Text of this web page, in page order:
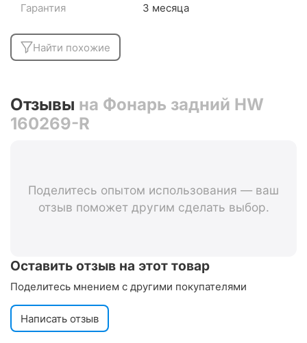
Гарантия
3 месяца
Найти похожие
Отзывы на Фонарь задний HW
160269-R
Поделитесь опытом использования — ваш
отзыв поможет другим сделать выбор.
Оставить отзыв на этот товар
Поделитесь мнением с другими покупателями
Написать отзыв